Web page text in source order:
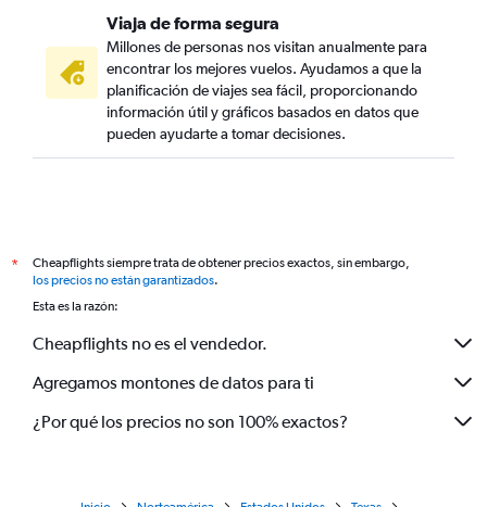
Viaja de forma segura
Millones de personas nos visitan anualmente para
encontrar los mejores vuelos. Ayudamos a que la
planificación de viajes sea fácil, proporcionando
información útil y gráficos basados en datos que
pueden ayudarte a tomar decisiones.
*
Cheapflights siempre trata de obtener precios exactos, sin embargo,
los precios no están garantizados.
Esta es la razón:
Cheapflights no es el vendedor.
Agregamos montones de datos para ti
¿Por qué los precios no son 100% exactos?